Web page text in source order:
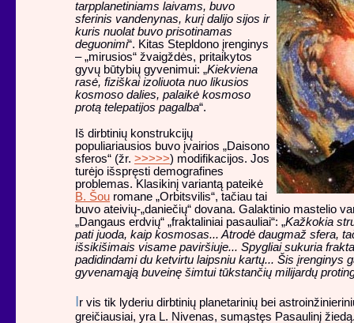
tarpplanetiniams laivams, buvo
sferinis vandenynas, kurį dalijo sijos ir
kuris nuolat buvo prisotinamas
deguonimi“. Kitas Stepldono įrenginys
– „mirusios“ žvaigždės, pritaikytos
gyvų būtybių gyvenimui: „Kiekviena
rasė, fiziškai izoliuota nuo likusios
kosmoso dalies, palaikė kosmoso
protą telepatijos pagalba“.
Iš dirbtinių konstrukcijų
populiariausios buvo įvairios „Daisono
sferos“ (žr. >>>>>) modifikacijos. Jos
turėjo išspręsti demografines
problemas. Klasikinį variantą pateikė
B. Šou romane „Orbitsvilis“, tačiau tai
buvo ateivių-„daniečių“ dovana. Galaktinio mastelio
„Dangaus erdvių“ „fraktaliniai pasauliai“: „Kažkokia
pati juoda, kaip kosmosas... Atrodė daugmaž sfera,
išsikišimais visame paviršiuje... Spygliai sukuria
padidindami du ketvirtu laipsniu kartų... Šis įrenginys
gyvenamąją buveinę šimtui tūkstančių milijardų
Ir vis tik lyderiu dirbtinių planetarinių bei
greičiausiai, yra L. Nivenas, sumąstęs Pasaulinį